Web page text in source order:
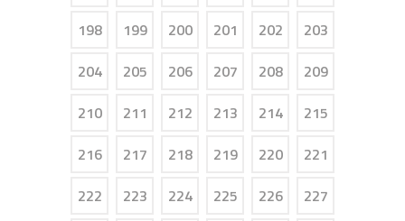
198
199 200 201 202
203
204
205 206 207 208
209
210
211 212 213 214
215
216
217 218 219 220
221
222
223 224 225 226
227